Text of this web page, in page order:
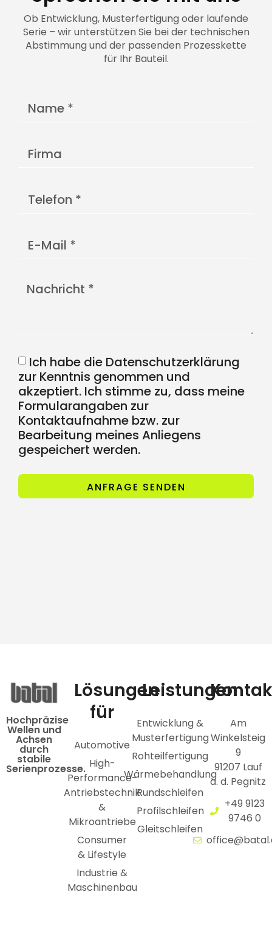
Ob Entwicklung, Musterfertigung oder laufende
Serie – wir unterstützen Sie bei der technischen
Abstimmung und der passenden Prozesskette
für Ihr Bauteil.
Ich habe die Datenschutzerklärung
zur Kenntnis genommen und
akzeptiert. Ich stimme zu, dass meine
Formularangaben zur
Kontaktaufnahme bzw. zur
Bearbeitung meines Anliegens
gespeichert werden.
ANFRAGE SENDEN
Hochpräzise
Wellen und
Achsen
durch
stabile
Serienprozesse.
Lösungen
für
Automotive
High-
Performance-
Antriebstechnik
&
Mikroantriebe
Consumer
& Lifestyle
Industrie &
Maschinenbau
Leistungen
Entwicklung &
Musterfertigung
Rohteilfertigung
Wärmebehandlung
Rundschleifen
Profilschleifen
Gleitschleifen
Am
Winkelsteig
9
91207 Lauf
a. d. Pegnitz
+49 9123
9746 0